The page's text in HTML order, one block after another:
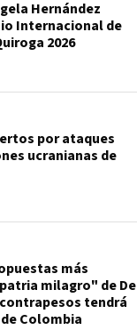
Hernández
Internacional de
2026
por ataques
ucranianas de
más
milagro" de De
tendrá
Colombia